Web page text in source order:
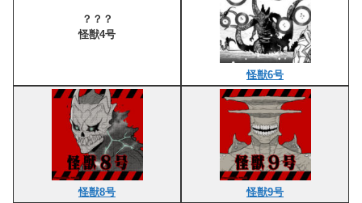
？？？
怪獣4号
怪獣6号
怪獣8号 怪獣9号